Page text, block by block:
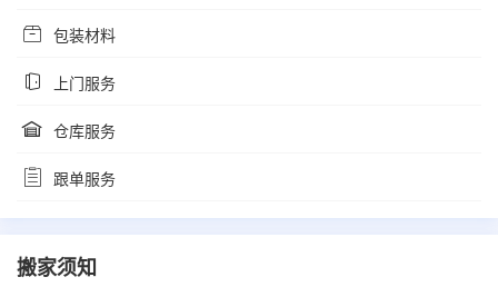
包装材料
上门服务
仓库服务
跟单服务
搬家须知